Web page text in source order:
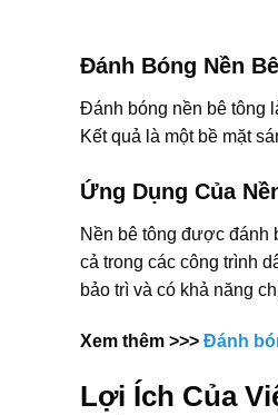
Đánh Bóng Nền
Đánh bóng nền bê tông
Kết quả là một bề mặt
Ứng Dụng Của
Nền bê tông được đánh
cả trong các công trình
bảo trì và có khả năng
Xem thêm >>> Đánh
Lợi Ích Của